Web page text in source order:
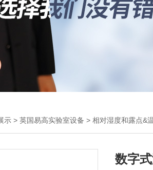
示 > 英国易高实验室设备 > 相对湿度和露点&
数字